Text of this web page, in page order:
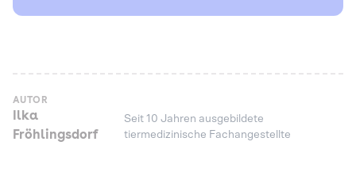
AUTOR
Ilka
Fröhlingsdorf
Seit 10 Jahren ausgebildete
tiermedizinische Fachangestellte